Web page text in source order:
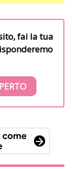
fai la tua